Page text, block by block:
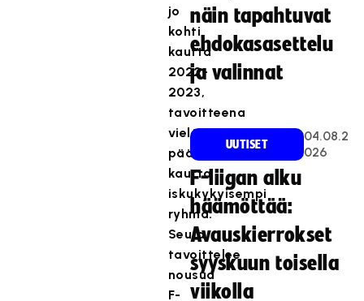
jo
kohti
kautta
2022-
2023,
tavoitteena
vielä
päättynyttäkin
kautta
iskukykyisempi
ryhmä.
Seura
tavoittelee
nousua
F-
näin tapahtuvat
ehdokasasettelu
ja valinnat
UUTISET
04.08.2
026
F-liigan alku
häämöttää:
Avauskierrokset
syyskuun toisella
viikolla